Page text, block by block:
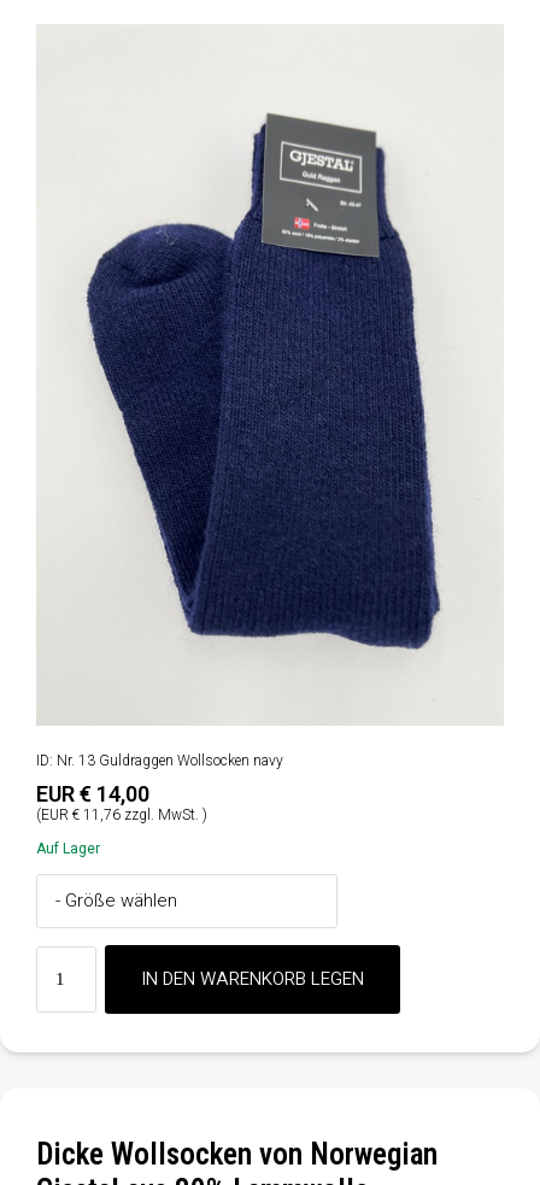
ID: Nr. 13 Guldraggen Wollsocken navy
EUR € 14,00
(EUR € 11,76 zzgl. MwSt. )
Auf Lager
Dicke Wollsocken von Norwegian